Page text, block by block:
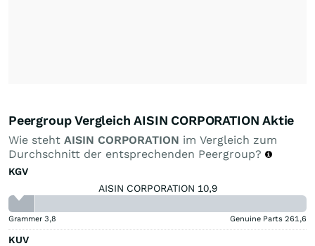
Peergroup Vergleich AISIN CORPORATION Aktie
Wie steht AISIN CORPORATION im Vergleich zum
Durchschnitt der entsprechenden Peergroup?
KGV
AISIN CORPORATION 10,9
Grammer 3,8 Genuine Parts 261,6
KUV